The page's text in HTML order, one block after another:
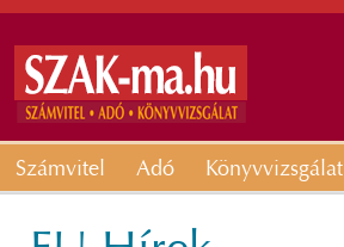
Számvitel Adó Könyvvizsgálat